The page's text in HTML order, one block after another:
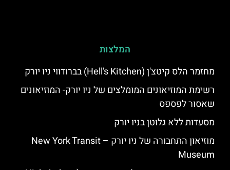
המלצות
מחזמר הלס קיטצ'ן (Hell’s Kitchen) בברודווי ניו יורק
רשימת המוזיאונים המומלצים של ניו יורק- המוזיאונים
שאסור לפספס
מסעדות ללא גלוטן בניו יורק
מוזיאון התחבורה של ניו יורק – New York Transit
Museum